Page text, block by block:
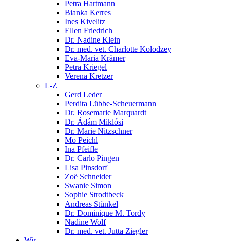
Petra Hartmann
Bianka Kerres
Ines Kivelitz
Ellen Friedrich
Dr. Nadine Klein
Dr. med. vet. Charlotte Kolodzey
Eva-Maria Krämer
Petra Kriegel
Verena Kretzer
L-Z
Gerd Leder
Perdita Lübbe-Scheuermann
Dr. Rosemarie Marquardt
Dr. Ádám Miklósi
Dr. Marie Nitzschner
Mo Peichl
Ina Pfeifle
Dr. Carlo Pingen
Lisa Pinsdorf
Zoë Schneider
Swanie Simon
Sophie Strodtbeck
Andreas Stünkel
Dr. Dominique M. Tordy
Nadine Wolf
Dr. med. vet. Jutta Ziegler